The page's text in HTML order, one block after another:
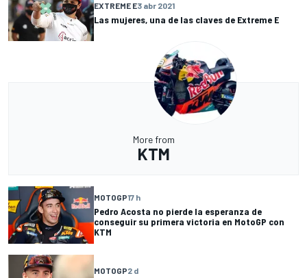
EXTREME E3 abr 2021
Las mujeres, una de las claves de Extreme E
More from
KTM
MOTOGP17 h
Pedro Acosta no pierde la esperanza de
conseguir su primera victoria en MotoGP con
KTM
MOTOGP2 d